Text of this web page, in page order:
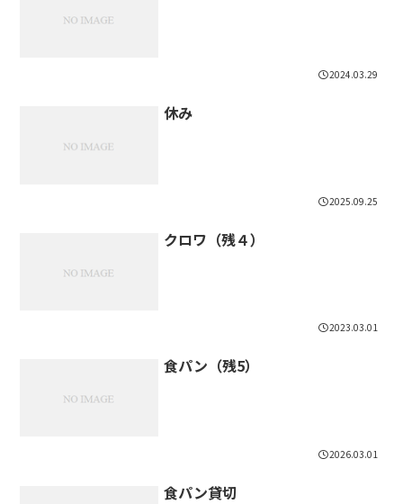
2024.03.29
休み
2025.09.25
クロワ（残４）
2023.03.01
食パン（残5）
2026.03.01
食パン貸切